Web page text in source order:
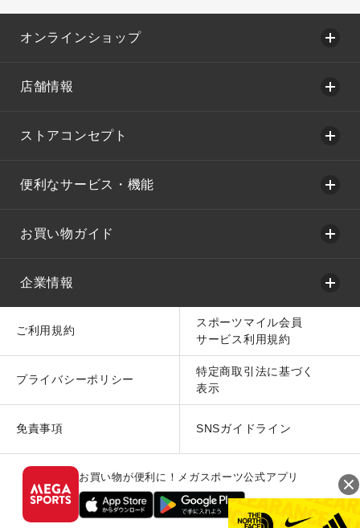
オンラインショップ
店舗情報
ストアコンセプト
便利なサービス・機能
お買い物ガイド
企業情報
ご利用規約
スポーツマイル会員
サービス利用規約
プライバシーポリシー
特定商取引法に基づく
表示
免責事項 SNSガイドライン
お買い物が便利に！メガスポーツ公式アプリ